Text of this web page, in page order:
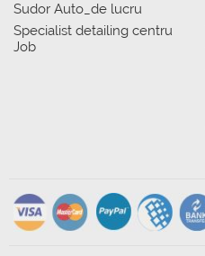
Sudor Auto_de lucru
Specialist detailing centru
Job